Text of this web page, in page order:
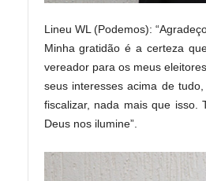
Lineu WL (Podemos):
Minha gratidão é a certeza
vereador para os meus
seus interesses acima de
fiscalizar, nada mais que
Deus nos ilumine”.